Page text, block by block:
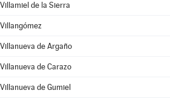
Villamiel de la Sierra
Villangómez
Villanueva de Argaño
Villanueva de Carazo
Villanueva de Gumiel